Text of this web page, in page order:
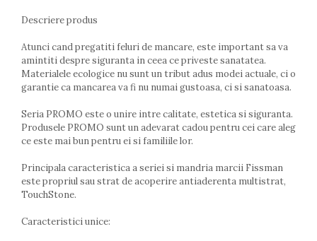
Lumanari tort
Ornare, insiropare si decorare
prajituri
Portionatoare si feliatoare
Posuri si duiuri
Suporturi prajituri
Tavi detasabile
Ustensile antiaderente
Ustensile de masura
Descriere produs
Atunci cand pregatiti feluri de mancare, este important sa va
amintiti despre siguranta in ceea ce priveste sanatatea.
Materialele ecologice nu sunt un tribut adus modei actuale, ci o
garantie ca mancarea va fi nu numai gustoasa, ci si sanatoasa.
Seria PROMO este o unire intre calitate, estetica si siguranta.
Produsele PROMO sunt un adevarat cadou pentru cei care aleg
ce este mai bun pentru ei si familiile lor.
Principala caracteristica a seriei si mandria marcii Fissman
este propriul sau strat de acoperire antiaderenta multistrat,
TouchStone.
Caracteristici unice: